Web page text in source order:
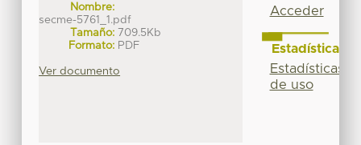
Nombre:
secme-5761_1.pdf
Tamaño: 709.5Kb
Formato: PDF
Ver documento
Acceder
Estadísticas
Estadísticas
de uso